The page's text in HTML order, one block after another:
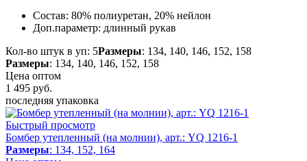
Состав: 80% полиуретан, 20% нейлон
Доп.параметр: длинный рукав
Кол-во штук в уп: 5Размеры: 134, 140, 146, 152, 158
Размеры: 134, 140, 146, 152, 158
Цена оптом
1 495 руб.
последняя упаковка
Быстрый просмотр
Бомбер утепленный (на молнии), арт.: YQ 1216-1
Размеры: 134, 152, 164